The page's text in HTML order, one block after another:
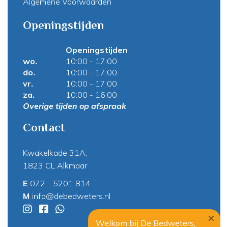
Openingstijden
Openingstijden
wo.
10:00 - 17:00
do.
10:00 - 17:00
vr.
10:00 - 17:00
za.
10:00 - 16:00
Overige tijden op afspraak
Contact
Kwakelkade 31A,
1823 CL Alkmaar
E 072 - 5201 814
M info@debedweters.nl
Welkom bij De Bedweters,